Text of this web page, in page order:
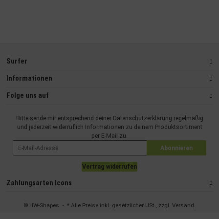
Surfer
Informationen
Folge uns auf
Bitte sende mir entsprechend deiner Datenschutzerklärung regelmäßig
und jederzeit widerruflich Informationen zu deinem Produktsortiment
per E-Mail zu.
Abonnieren
Vertrag widerrufen
Zahlungsarten Icons
© HW-Shapes • * Alle Preise inkl. gesetzlicher USt., zzgl. Versand.